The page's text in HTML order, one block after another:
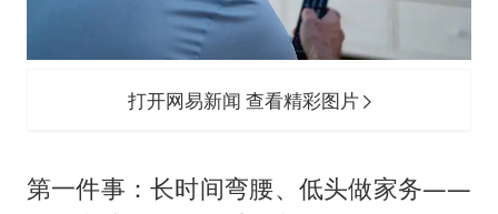
打开网易新闻 查看精彩图片
第一件事：长时间弯腰、低头做家务——